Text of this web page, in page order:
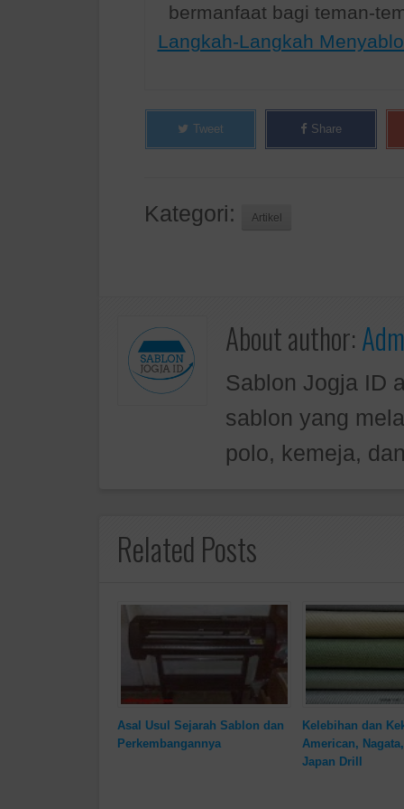
bermanfaat bagi teman-
Langkah-Langkah
Tweet Share
Kategori: Artikel
About author:
Sablon Jogja ID
sablon yang
polo, kemeja,
Related Posts
Asal Usul Sejarah Sablon dan
Perkembangannya
Kelebihan dan
American,
Japan Drill